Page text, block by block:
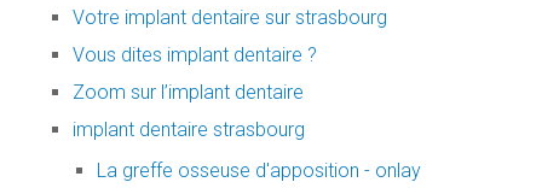
Votre implant dentaire sur strasbourg
Vous dites implant dentaire ?
Zoom sur l’implant dentaire
implant dentaire strasbourg
La greffe osseuse d'apposition - onlay